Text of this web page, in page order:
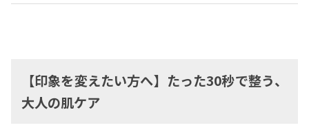
【印象を変えたい方へ】たった30秒で整う、
大人の肌ケア